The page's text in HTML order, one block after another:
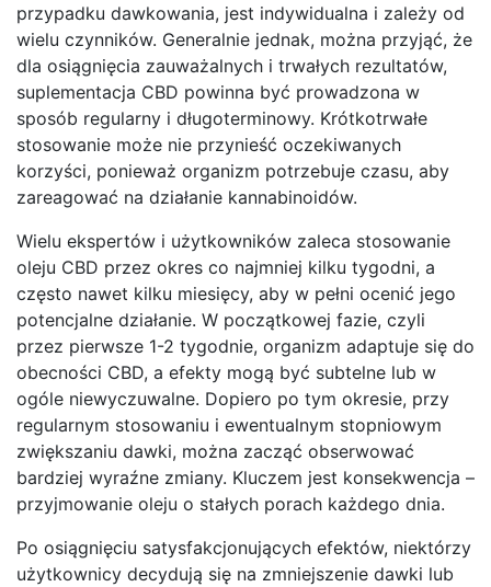
przypadku dawkowania, jest indywidualna i zależy od
wielu czynników. Generalnie jednak, można przyjąć, że
dla osiągnięcia zauważalnych i trwałych rezultatów,
suplementacja CBD powinna być prowadzona w
sposób regularny i długoterminowy. Krótkotrwałe
stosowanie może nie przynieść oczekiwanych
korzyści, ponieważ organizm potrzebuje czasu, aby
zareagować na działanie kannabinoidów.
Wielu ekspertów i użytkowników zaleca stosowanie
oleju CBD przez okres co najmniej kilku tygodni, a
często nawet kilku miesięcy, aby w pełni ocenić jego
potencjalne działanie. W początkowej fazie, czyli
przez pierwsze 1-2 tygodnie, organizm adaptuje się do
obecności CBD, a efekty mogą być subtelne lub w
ogóle niewyczuwalne. Dopiero po tym okresie, przy
regularnym stosowaniu i ewentualnym stopniowym
zwiększaniu dawki, można zacząć obserwować
bardziej wyraźne zmiany. Kluczem jest konsekwencja –
przyjmowanie oleju o stałych porach każdego dnia.
Po osiągnięciu satysfakcjonujących efektów, niektórzy
użytkownicy decydują się na zmniejszenie dawki lub